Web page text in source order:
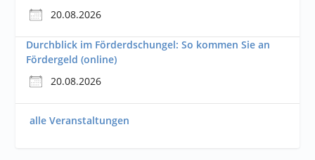
20.08.2026
Durchblick im Förderdschungel: So kommen Sie an
Fördergeld (online)
20.08.2026
alle Veranstaltungen